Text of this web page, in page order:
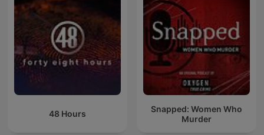
48 Hours
Snapped: Women Who
Murder